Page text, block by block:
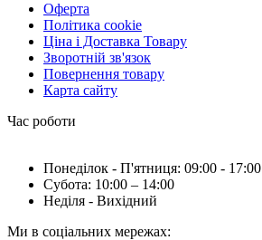
Оферта
Політика cookie
Ціна і Доставка Товару
Зворотній зв'язок
Повернення товару
Карта сайту
Час роботи
Понеділок - П'ятниця: 09:00 - 17:00
Субота: 10:00 – 14:00
Неділя - Вихідний
Ми в соціальних мережах: